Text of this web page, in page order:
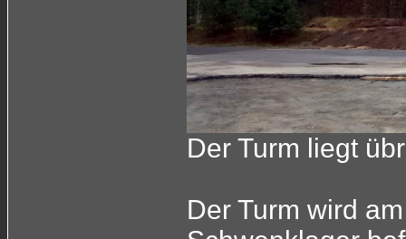
Der Turm liegt
Der Turm wird